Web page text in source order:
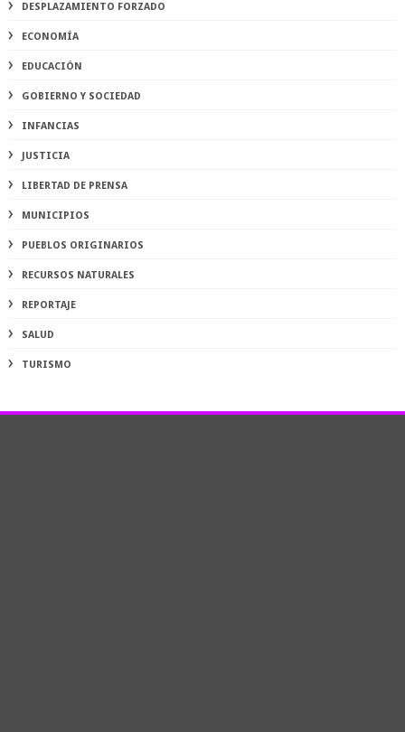
DESPLAZAMIENTO FORZADO
ECONOMÍA
EDUCACIÓN
GOBIERNO Y SOCIEDAD
INFANCIAS
JUSTICIA
LIBERTAD DE PRENSA
MUNICIPIOS
PUEBLOS ORIGINARIOS
RECURSOS NATURALES
REPORTAJE
SALUD
TURISMO